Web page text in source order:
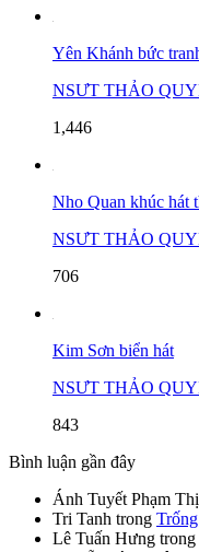
Yên Khánh bức
NSƯT THẢO
1,446
Nho Quan khúc hát
NSƯT THẢO
706
Kim Sơn biển hát
NSƯT THẢO
843
Bình luận gần đây
Ánh Tuyết Phạm Thị
Tri Tanh trong
Lê Tuấn Hưng trong